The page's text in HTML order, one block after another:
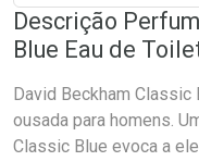
Descrição
Blue Eau de
David Beckham Classic
ousada para homens.
Classic Blue evoca a